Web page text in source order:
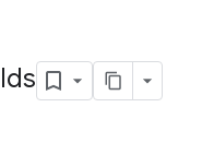
Ids